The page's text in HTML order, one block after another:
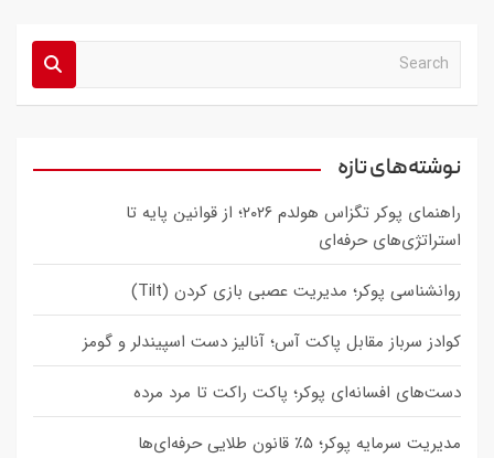
a
c
نوشته‌های تازه
راهنمای پوکر تگزاس هولدم ۲۰۲۶؛ از قوانین پایه تا
استراتژی‌های حرفه‌ای
روانشناسی پوکر؛ مدیریت عصبی بازی کردن (Tilt)
کوادز سرباز مقابل پاکت آس؛ آنالیز دست اسپیندلر و گومز
دست‌های افسانه‌ای پوکر؛ پاکت راکت تا مرد مرده
مدیریت سرمایه پوکر؛ ۵٪ قانون طلایی حرفه‌ای‌ها